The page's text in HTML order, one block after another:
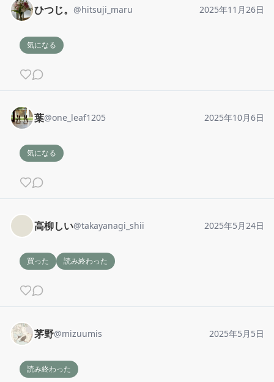
ひつじ。 @hitsuji_maru 2025年11月26日
気になる
葉@one_leaf1205 2025年10月6日
気になる
高柳しい@takayanagi_shii 2025年5月24日
買った 読み終わった
茅野@mizuumis 2025年5月5日
読み終わった